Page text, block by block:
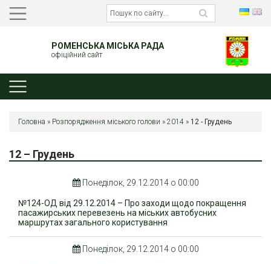
РОМЕНСЬКА МІСЬКА РАДА
офіційний сайт
Головна » Розпорядження міського голови » 2014 » 12 - Грудень
12 – Грудень
Понеділок, 29.12.2014 о 00:00
№124-ОД від 29.12.2014 – Про заходи щодо покращення
пасажирських перевезень на міських автобусних
маршрутах загального користування
Понеділок, 29.12.2014 о 00:00